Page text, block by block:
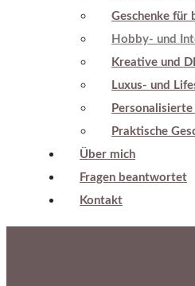
Geschenke für
Hobby- und
Kreative und
Luxus- und
Personalisierte
Praktische
Über mich
Fragen beantwortet
Kontakt